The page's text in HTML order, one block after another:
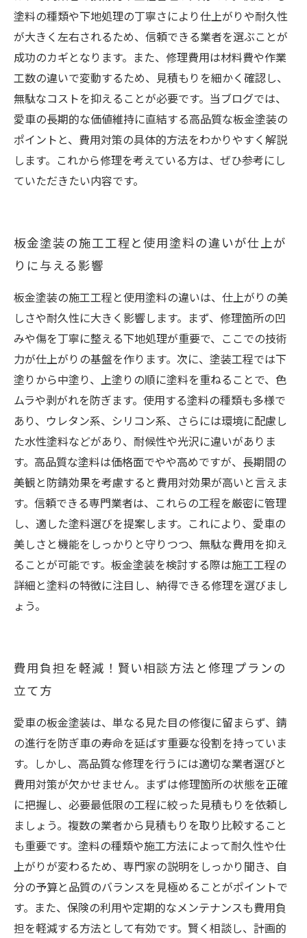
塗料の種類や下地処理の丁寧さにより仕上がりや耐久性
が大きく左右されるため、信頼できる業者を選ぶことが
成功のカギとなります。また、修理費用は材料費や作業
工数の違いで変動するため、見積もりを細かく確認し、
無駄なコストを抑えることが必要です。当ブログでは、
愛車の長期的な価値維持に直結する高品質な板金塗装の
ポイントと、費用対策の具体的方法をわかりやすく解説
します。これから修理を考えている方は、ぜひ参考にし
ていただきたい内容です。
板金塗装の施工工程と使用塗料の違いが仕上が
りに与える影響
板金塗装の施工工程と使用塗料の違いは、仕上がりの美
しさや耐久性に大きく影響します。まず、修理箇所の凹
みや傷を丁寧に整える下地処理が重要で、ここでの技術
力が仕上がりの基盤を作ります。次に、塗装工程では下
塗りから中塗り、上塗りの順に塗料を重ねることで、色
ムラや剥がれを防ぎます。使用する塗料の種類も多様で
あり、ウレタン系、シリコン系、さらには環境に配慮し
た水性塗料などがあり、耐候性や光沢に違いがありま
す。高品質な塗料は価格面でやや高めですが、長期間の
美観と防錆効果を考慮すると費用対効果が高いと言えま
す。信頼できる専門業者は、これらの工程を厳密に管理
し、適した塗料選びを提案します。これにより、愛車の
美しさと機能をしっかりと守りつつ、無駄な費用を抑え
ることが可能です。板金塗装を検討する際は施工工程の
詳細と塗料の特徴に注目し、納得できる修理を選びまし
ょう。
費用負担を軽減！賢い相談方法と修理プランの
立て方
愛車の板金塗装は、単なる見た目の修復に留まらず、錆
の進行を防ぎ車の寿命を延ばす重要な役割を持っていま
す。しかし、高品質な修理を行うには適切な業者選びと
費用対策が欠かせません。まずは修理箇所の状態を正確
に把握し、必要最低限の工程に絞った見積もりを依頼し
ましょう。複数の業者から見積もりを取り比較すること
も重要です。塗料の種類や施工方法によって耐久性や仕
上がりが変わるため、専門家の説明をしっかり聞き、自
分の予算と品質のバランスを見極めることがポイントで
す。また、保険の利用や定期的なメンテナンスも費用負
担を軽減する方法として有効です。賢く相談し、計画的